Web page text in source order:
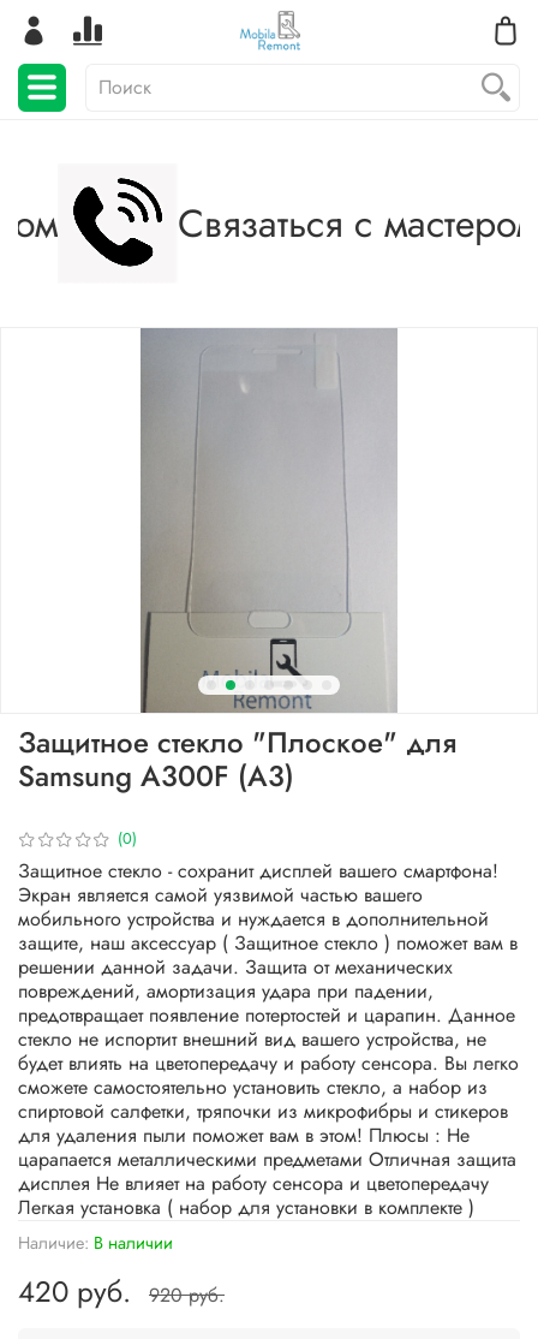
Связаться с мастером
(0)
Наличие: В наличии
Защитное стекло "Плоское" для
Samsung A300F (A3)
420 руб. 920 руб.
Защитное стекло - сохранит дисплей вашего смартфона!
Экран является самой уязвимой частью вашего
мобильного устройства и нуждается в дополнительной
защите, наш аксессуар ( Защитное стекло ) поможет вам в
решении данной задачи. Защита от механических
повреждений, амортизация удара при падении,
предотвращает появление потертостей и царапин. Данное
стекло не испортит внешний вид вашего устройства, не
будет влиять на цветопередачу и работу сенсора. Вы легко
сможете самостоятельно установить стекло, а набор из
спиртовой салфетки, тряпочки из микрофибры и стикеров
для удаления пыли поможет вам в этом! Плюсы : Не
царапается металлическими предметами Отличная защита
дисплея Не влияет на работу сенсора и цветопередачу
Легкая установка ( набор для установки в комплекте )